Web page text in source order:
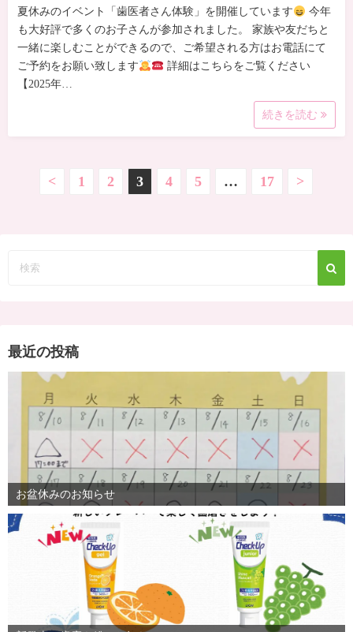
夏休みのイベント「歯医者さん体験」を開催しています
今年
も大好評で多くのお子さんが参加されました。 家族や友だちと
一緒に楽しむことができるので、ご希望される方はお電話にて
ご予約をお願い致します
詳細はこちらをご覧ください
【2025年…
続きを読む
ペ
送
< 1 2 3 4 5 … 17 >
最近の投稿
お盆休みのお知らせ